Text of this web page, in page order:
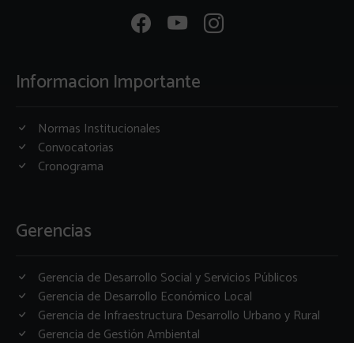
Informacion Importante
Normas Institucionales
Convocatorias
Cronograma
Gerencias
Gerencia de Desarrollo Social y Servicios Públicos
Gerencia de Desarrollo Económico Local
Gerencia de Infraestructura Desarrollo Urbano y Rural
Gerencia de Gestión Ambiental